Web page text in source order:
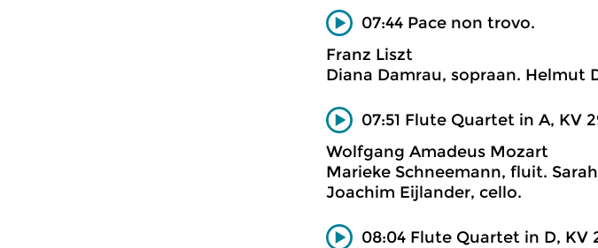
07:44 Pace non trovo.
Franz Liszt
Diana Damrau, sopraan. Helmut
07:51 Flute Quartet in A, KV
Wolfgang Amadeus Mozart
Marieke Schneemann, fluit.
Joachim Eijlander, cello.
08:04 Flute Quartet in D, KV